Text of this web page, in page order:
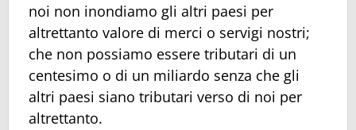
noi non inondiamo gli altri paesi per
altrettanto valore di merci o servigi nostri;
che non possiamo essere tributari di un
centesimo o di un miliardo senza che gli
altri paesi siano tributari verso di noi per
altrettanto.